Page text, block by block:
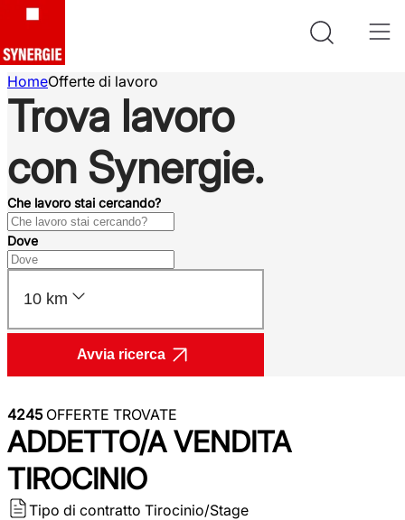
HomeOfferte di lavoro
Trova lavoro
con Synergie.
Che lavoro stai cercando?
Dove
10 km
Avvia ricerca
4245OFFERTE TROVATE
ADDETTO/A VENDITA
TIROCINIO
Tipo di contratto Tirocinio/Stage